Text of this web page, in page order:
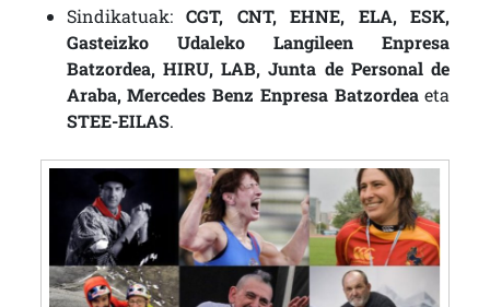
Sindikatuak:CGT, CNT, EHNE, ELA, ESK,
Gasteizko Udaleko Langileen Enpresa
Batzordea, HIRU, LAB, Junta de Personal de
Araba, Mercedes Benz Enpresa Batzordeaeta
STEE-EILAS.